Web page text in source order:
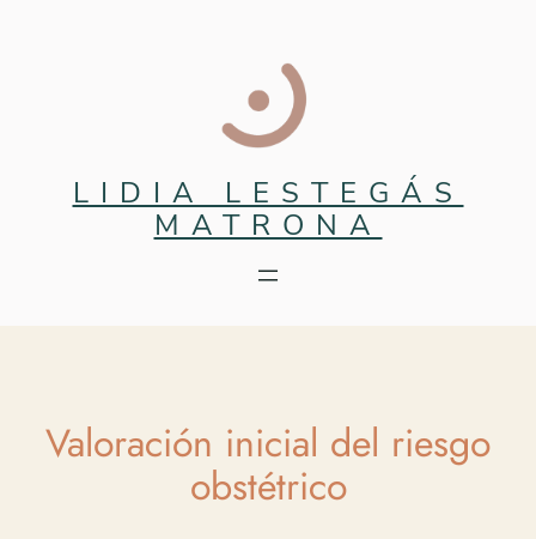
LIDIA LESTEGÁS
MATRONA
Valoración inicial del riesgo
obstétrico